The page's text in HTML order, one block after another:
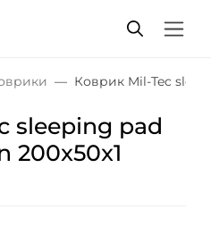
Коврик Mil-Tec
sleeping pad
200x50x1